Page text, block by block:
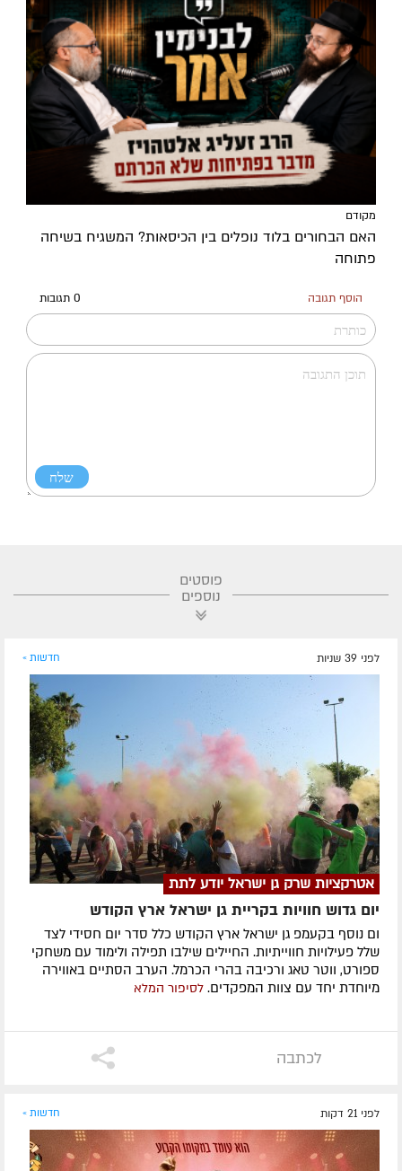
מקודם
האם הבחורים בלוד נופלים בין הכיסאות? המשגיח בשיחה
פתוחה
הוסף תגובה 0 תגובות
פוסטים
נוספים
לפני 39 שניות חדשות »
אטרקציות שרק גן ישראל יודע לתת
יום גדוש חוויות בקריית גן ישראל ארץ הקודש
ום נוסף בקעמפ גן ישראל ארץ הקודש כלל סדר יום חסידי לצד
שלל פעילויות חווייתיות. החיילים שילבו תפילה ולימוד עם משחקי
ספורט, ווטר טאג ורכיבה בהרי הכרמל. הערב הסתיים באווירה
מיוחדת יחד עם צוות המפקדים. לסיפור המלא
לכתבה
לפני 21 דקות חדשות »